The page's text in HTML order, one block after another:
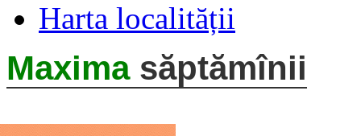
Harta localității
Maxima săptămînii